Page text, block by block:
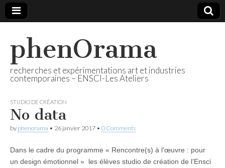
phenOrama
recherches et expérimentations art et industries
contemporaines – ENSCI-Les Ateliers
STUDIO DE CRÉATION
No data
by phenorama • 26 janvier 2017 • 0 Comments
Dans le cadre du programme « Rencontre(s) à l’œuvre : pour
un design émotionnel » les élèves studio de création de l’Ensci